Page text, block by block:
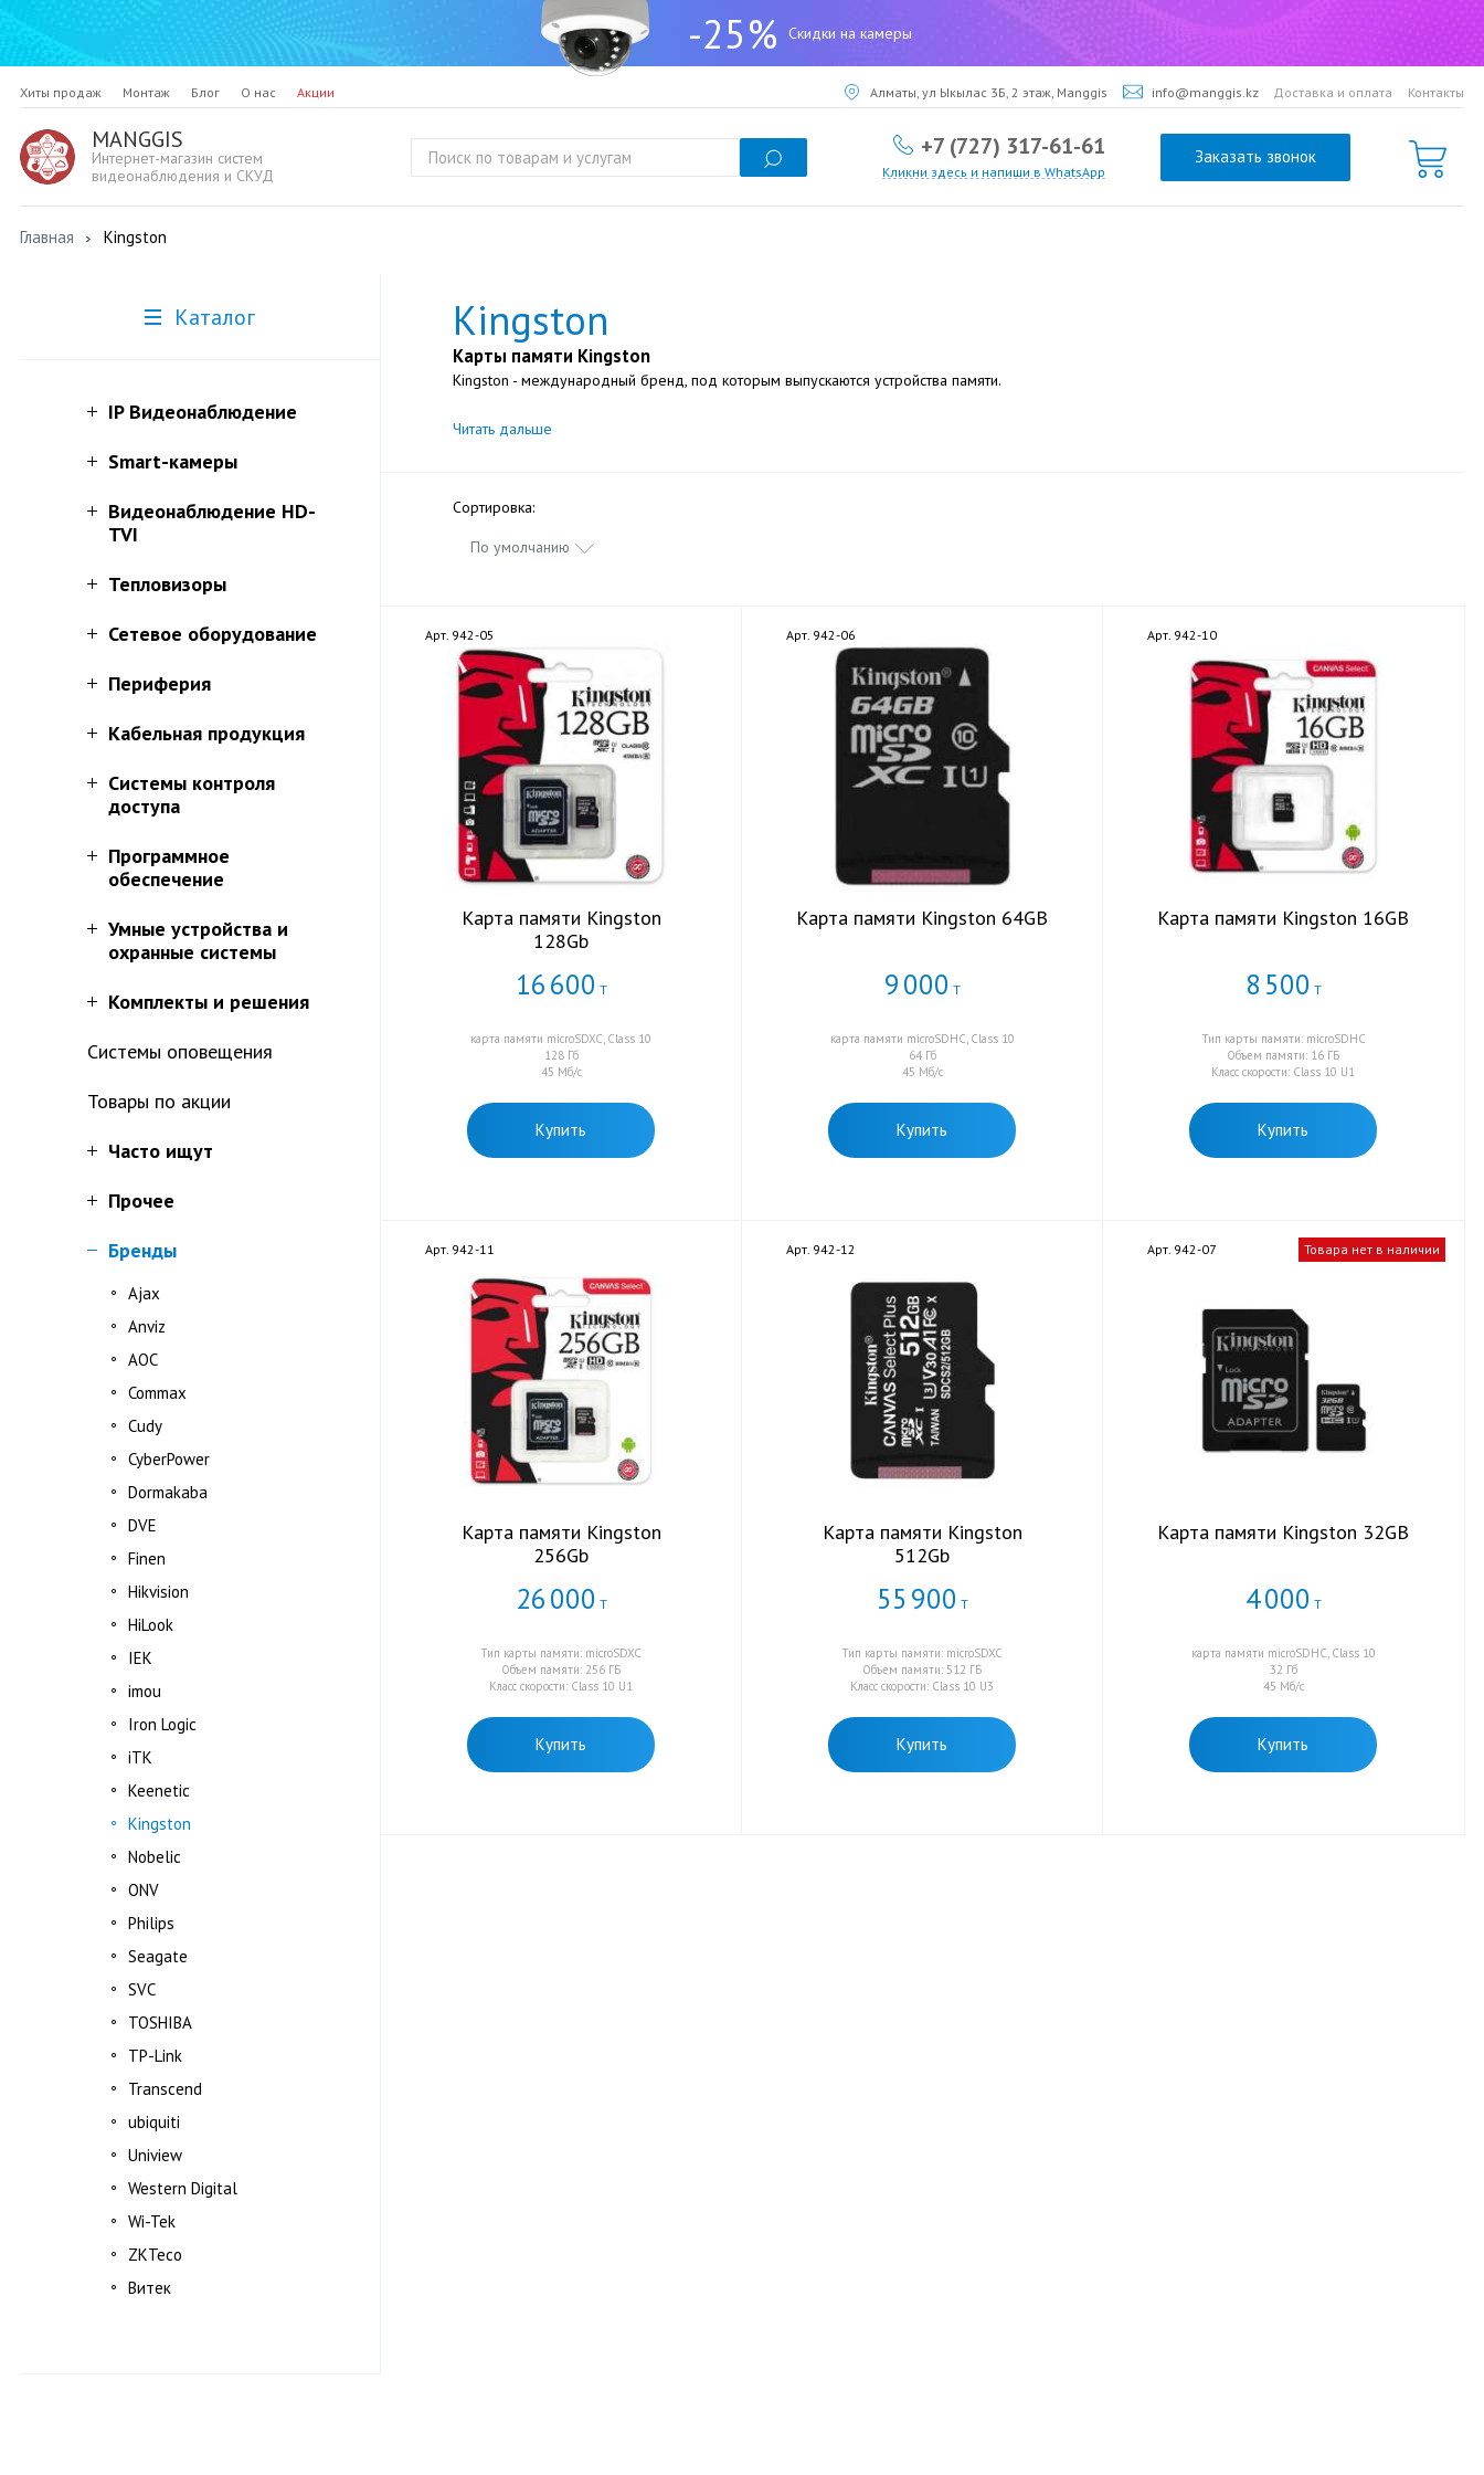
-25% Скидки на камеры
Хиты продаж Монтаж Блог О нас Акции Алматы, ул Ыкылас 3Б, 2 этаж, Manggis info@manggis.kz Доставка и оплата Контакты
MANGGIS
Интернет-магазин систем
видеонаблюдения и СКУД
+7 (727) 317-61-61
Кликни здесь и напиши в WhatsApp
Заказать звонок
Главная Kingston
Каталог
IP Видеонаблюдение
Smart-камеры
Видеонаблюдение HD-
TVI
Тепловизоры
Сетевое оборудование
Периферия
Кабельная продукция
Системы контроля
доступа
Программное
обеспечение
Умные устройства и
охранные системы
Комплекты и решения
Системы оповещения
Товары по акции
Часто ищут
Прочее
Бренды
Ajax
Anviz
AOC
Commax
Cudy
CyberPower
Dormakabа
DVE
Finen
Hikvision
HiLook
IEK
imou
Iron Logic
iTK
Keenetic
Kingston
Nobelic
ONV
Philips
Seagate
SVC
TOSHIBA
TP-Link
Transcend
ubiquiti
Uniview
Western Digital
Wi-Tek
ZKTeco
Витек
Kingston
Карты памяти Kingston
Kingston - международный бренд, под которым выпускаются устройства памяти.
Читать дальше
Сортировка:
По умолчанию
Арт. 942-05
Карта памяти Kingston
128Gb
16600 Т
карта памяти microSDXC, Class 10
128 Гб
45 Мб/с
Купить
Арт. 942-06
Карта памяти Kingston 64GB
9000 Т
карта памяти microSDHC, Class 10
64 Гб
45 Мб/с
Купить
Арт. 942-10
Карта памяти Kingston 16GB
8 500 Т
Тип карты памяти: microSDHC
Объем памяти: 16 ГБ
Класс скорости: Class 10 U1
Купить
Арт. 942-11
Карта памяти Kingston
256Gb
26000 Т
Тип карты памяти: microSDXC
Объем памяти: 256 ГБ
Класс скорости: Class 10 U1
Купить
Арт. 942-12
Карта памяти Kingston
512Gb
55 900 Т
Тип карты памяти: microSDXC
Объем памяти: 512 ГБ
Класс скорости: Class 10 U3
Купить
Арт. 942-07 Товара нет в наличии
Карта памяти Kingston 32GB
4000 Т
карта памяти microSDHC, Class 10
32 Гб
45 Мб/с
Купить